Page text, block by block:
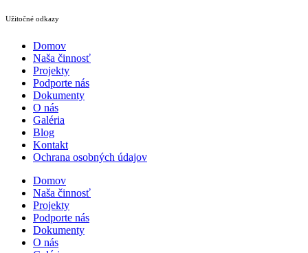
Užitočné odkazy
Domov
Naša činnosť
Projekty
Podporte nás
Dokumenty
O nás
Galéria
Blog
Kontakt
Ochrana osobných údajov
Domov
Naša činnosť
Projekty
Podporte nás
Dokumenty
O nás